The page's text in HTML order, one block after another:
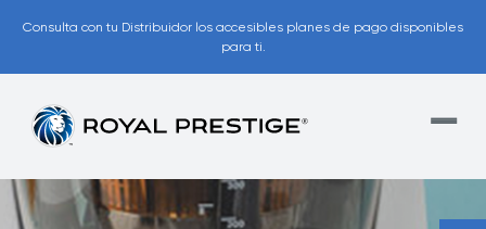
Consulta con tu Distribuidor los accesibles planes de pago disponibles
para ti.